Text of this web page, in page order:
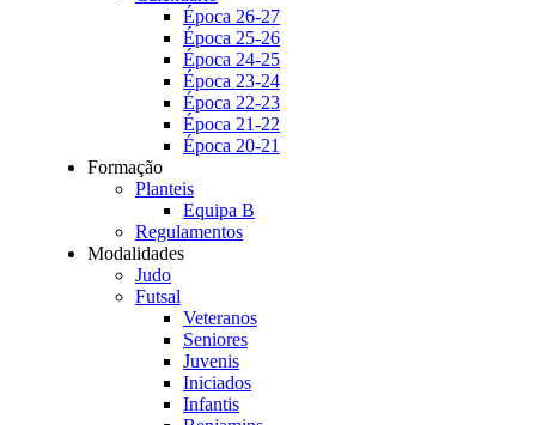
Época 26-27
Época 25-26
Época 24-25
Época 23-24
Época 22-23
Época 21-22
Época 20-21
Formação
Planteis
Equipa B
Regulamentos
Modalidades
Judo
Futsal
Veteranos
Seniores
Juvenis
Iniciados
Infantis